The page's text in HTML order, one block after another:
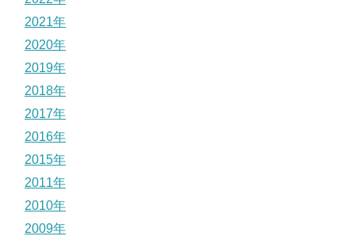
2021年
2020年
2019年
2018年
2017年
2016年
2015年
2011年
2010年
2009年